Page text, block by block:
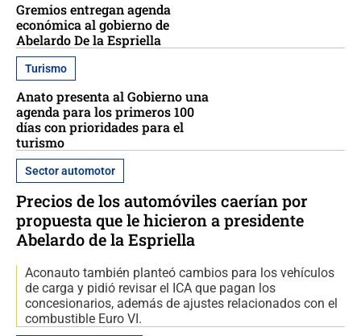
Gremios entregan agenda
económica al gobierno de
Abelardo De la Espriella
Turismo
Anato presenta al Gobierno una
agenda para los primeros 100
días con prioridades para el
turismo
Sector automotor
Precios de los automóviles caerían por
propuesta que le hicieron a presidente
Abelardo de la Espriella
Aconauto también planteó cambios para los vehículos
de carga y pidió revisar el ICA que pagan los
concesionarios, además de ajustes relacionados con el
combustible Euro VI.